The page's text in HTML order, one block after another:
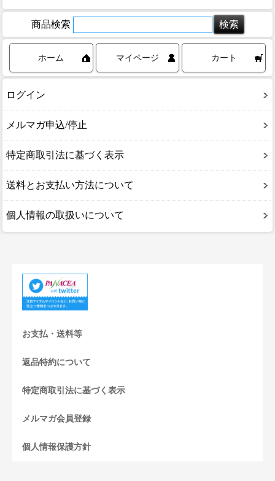
商品検索
ホーム マイページ カート
ログイン
メルマガ申込/停止
特定商取引法に基づく表示
送料とお支払い方法について
個人情報の取扱いについて
お支払・送料等
返品特約について
特定商取引法に基づく表示
メルマガ会員登録
個人情報保護方針